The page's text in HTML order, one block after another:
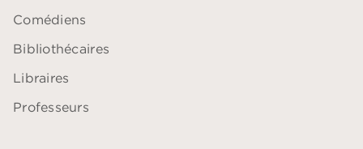
Comédiens
Bibliothécaires
Libraires
Professeurs